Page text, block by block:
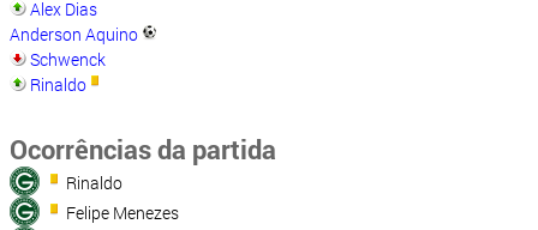
Alex Dias
Anderson Aquino
Schwenck
Rinaldo
Ocorrências da partida
Rinaldo
Felipe Menezes